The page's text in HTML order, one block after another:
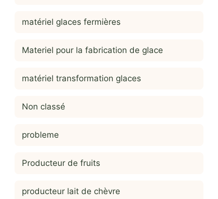
matériel glaces fermières
Materiel pour la fabrication de glace
matériel transformation glaces
Non classé
probleme
Producteur de fruits
producteur lait de chèvre